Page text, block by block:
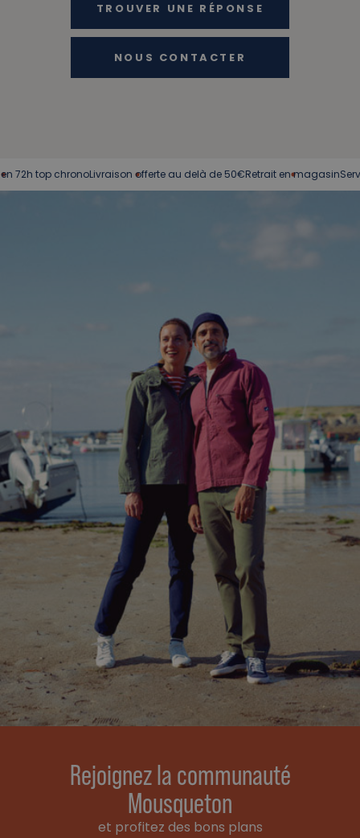
TROUVER UNE RÉPONSE
NOUS CONTACTER
chronoLivraison offerte au delà de 50€Retrait en magasinService client
Rejoignez la communauté
Mousqueton
et profitez des bons plans